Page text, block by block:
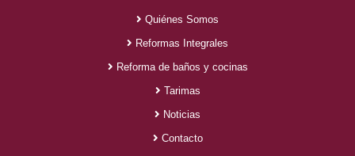
Quiénes Somos
Reformas Integrales
Reforma de baños y cocinas
Tarimas
Noticias
Contacto